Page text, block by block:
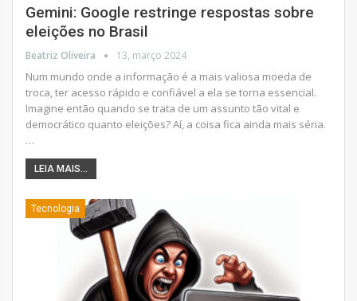
Gemini: Google restringe respostas sobre
eleições no Brasil
Beatriz Oliveira 13, março 2024
Num mundo onde a informação é a mais valiosa moeda de
troca, ter acesso rápido e confiável a ela se torna essencial.
Imagine então quando se trata de um assunto tão vital e
democrático quanto eleições? Aí, a coisa fica ainda mais séria.
…
LEIA MAIS...
Tecnologia